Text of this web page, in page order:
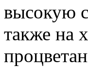
высокую
также на